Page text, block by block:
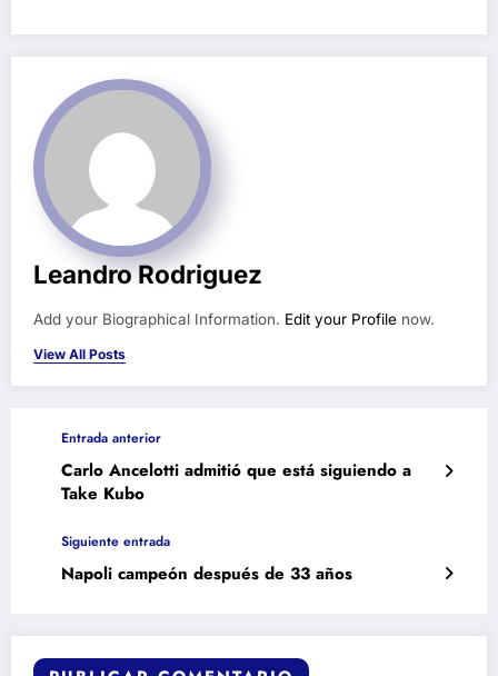
Leandro Rodriguez
Add your Biographical Information. Edit your Profile now.
View All Posts
Entrada anterior
Carlo Ancelotti admitió que está siguiendo a
Take Kubo
Siguiente entrada
Napoli campeón después de 33 años